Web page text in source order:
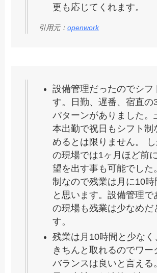
更も応じてくれます。
引用元：openwork
設備管理だったのでシフ
す。日勤、遅番、宿直の
パターンがありました。
本出勤で祝日もシフト制
めるとは限りません。
の現場では1ヶ月ほど前
望を出す事も可能でした
制なので残業は月に10時
と思います。設備管理で
の現場も残業は少なめだ
す。
残業は月10時間と少なく
きちんと取れるのでワー
バランスは良いと言える